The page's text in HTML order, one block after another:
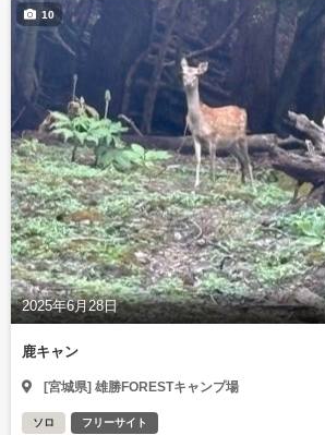
2025年6月28日
10
鹿キャン
[宮城県] 雄勝FORESTキャンプ場
ソロ フリーサイト